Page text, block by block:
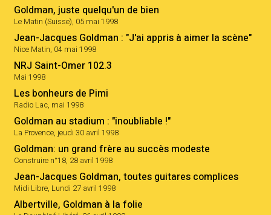
Goldman, juste quelqu'un de bien
Le Matin (Suisse), 05 mai 1998
Jean-Jacques Goldman : "J'ai appris à aimer la scène"
Nice Matin, 04 mai 1998
NRJ Saint-Omer 102.3
Mai 1998
Les bonheurs de Pimi
Radio Lac, mai 1998
Goldman au stadium : "inoubliable !"
La Provence, jeudi 30 avril 1998
Goldman: un grand frère au succès modeste
Construire n°18, 28 avril 1998
Jean-Jacques Goldman, toutes guitares complices
Midi Libre, Lundi 27 avril 1998
Albertville, Goldman à la folie